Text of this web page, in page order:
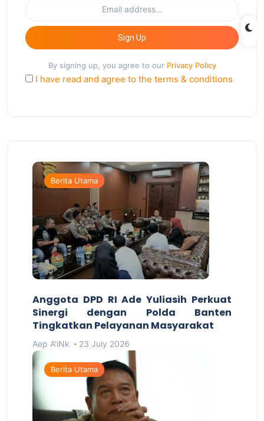
Sign Up
By signing up, you agree to our Privacy Policy
I have read and agree to the terms & conditions
Berita Utama
Anggota DPD RI Ade Yuliasih Perkuat
Sinergi dengan Polda Banten
Tingkatkan Pelayanan Masyarakat
Aep A'iNk 23 July 2026
Berita Utama